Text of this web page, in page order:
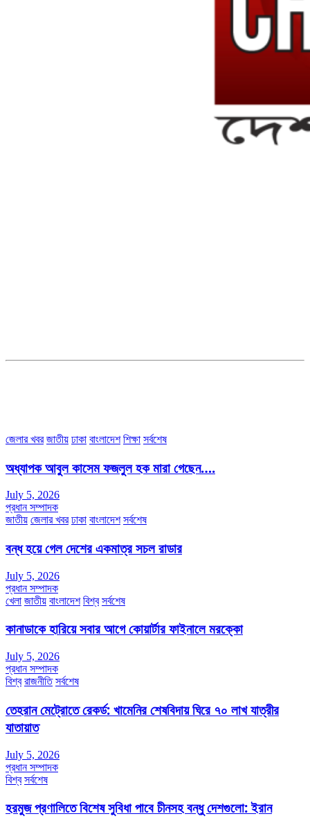
জেলার খবর জাতীয় ঢাকা বাংলাদেশ শিক্ষা সর্বশেষ
অধ্যাপক আবুল কাসেম ফজলুল হক মারা গেছেন….
July 5, 2026
প্রধান সম্পাদক
জাতীয় জেলার খবর ঢাকা বাংলাদেশ সর্বশেষ
বন্ধ হয়ে গেল দেশের একমাত্র সচল রাডার
July 5, 2026
প্রধান সম্পাদক
খেলা জাতীয় বাংলাদেশ বিশ্ব সর্বশেষ
কানাডাকে হারিয়ে সবার আগে কোয়ার্টার ফাইনালে মরক্কো
July 5, 2026
প্রধান সম্পাদক
বিশ্ব রাজনীতি সর্বশেষ
তেহরান মেট্রোতে রেকর্ড: খামেনির শেষবিদায় ঘিরে ৭০ লাখ যাত্রীর
যাতায়াত
July 5, 2026
প্রধান সম্পাদক
বিশ্ব সর্বশেষ
হরমুজ প্রণালিতে বিশেষ সুবিধা পাবে চীনসহ বন্ধু দেশগুলো: ইরান